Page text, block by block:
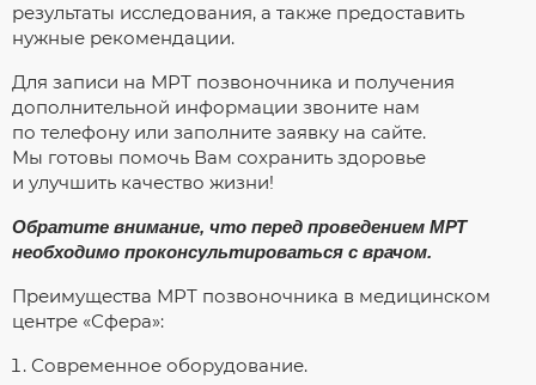
результаты исследования, а также предоставить
нужные рекомендации.
Для записи на МРТ позвоночника и получения
дополнительной информации звоните нам
по телефону или заполните заявку на сайте.
Мы готовы помочь Вам сохранить здоровье
и улучшить качество жизни!
Обратите внимание, что перед проведением МРТ
необходимо проконсультироваться с врачом.
Преимущества МРТ позвоночника в медицинском
центре «Сфера»:
Современное оборудование.